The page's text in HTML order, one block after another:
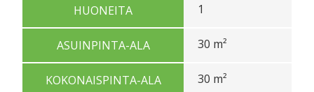
HUONEITA
1
ASUINPINTA-ALA 30 m²
KOKONAISPINTA-ALA 30 m²